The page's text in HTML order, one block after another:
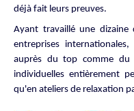
déjà fait leurs preuves.
Ayant travaillé une
entreprises
auprès du top comme du
individuelles entièrement
qu'en ateliers de relaxation